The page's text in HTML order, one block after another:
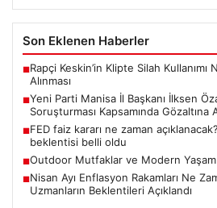
Son Eklenen Haberler
■Rapçi Keskin’in Klipte Silah Kullanımı
Alınması
■Yeni Parti Manisa İl Başkanı İlksen
Soruşturması Kapsamında Gözaltına
■FED faiz kararı ne zaman
beklentisi belli oldu
■Outdoor Mutfaklar ve Modern
■Nisan Ayı Enflasyon Rakamları Ne
Uzmanların Beklentileri Açıklandı